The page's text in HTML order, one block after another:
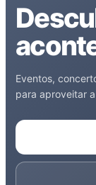
Eventos,
para aproveitar